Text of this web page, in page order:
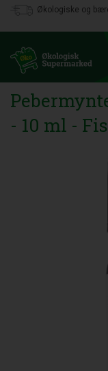
Økologiske og
- 10 ml -